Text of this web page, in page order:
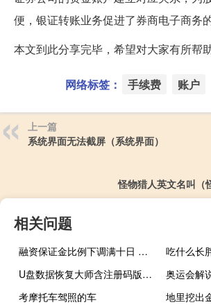
便，银证转账业务促进了券商电子商务的
本文到此分享完毕，希望对大家有所帮助
网络标签： 手续费 账户
上一篇
系统界面无法截屏（系统界面）
怪物猎人英文名叫（
相关问题
融资保证金比例下调满十日 深市增量资金已加至两百亿规模
U盘数据恢复大师含注册码版 V6.4.6 免费版（U盘数据恢复大师含注册码版 V6.4.6 免费版功能简介）
考摩托车驾照的车